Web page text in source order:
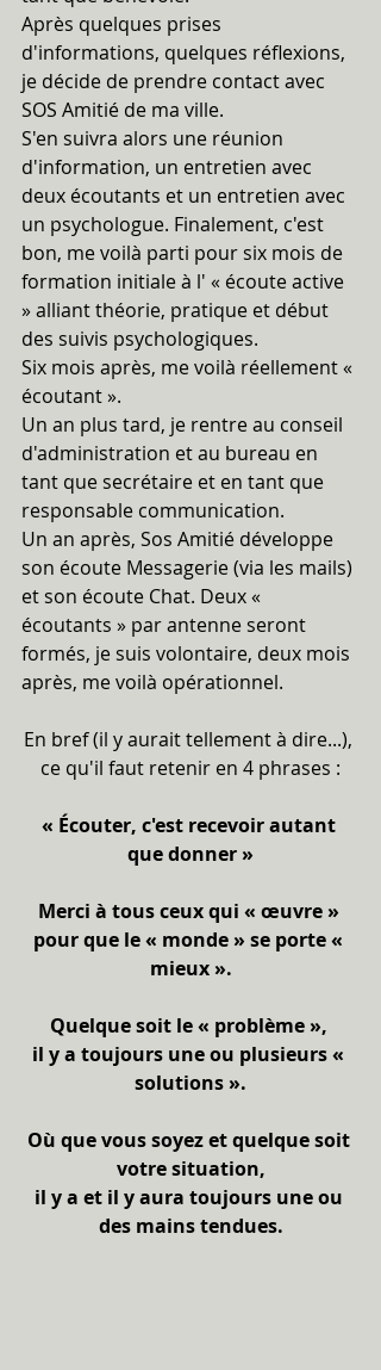
Après quelques prises
d'informations, quelques réflexions,
je décide de prendre contact avec
SOS Amitié de ma ville.
S'en suivra alors une réunion
d'information, un entretien avec
deux écoutants et un entretien avec
un psychologue. Finalement, c'est
bon, me voilà parti pour six mois de
formation initiale à l' « écoute active
» alliant théorie, pratique et début
des suivis psychologiques.
Six mois après, me voilà réellement «
écoutant ».
Un an plus tard, je rentre au conseil
d'administration et au bureau en
tant que secrétaire et en tant que
responsable communication.
Un an après, Sos Amitié développe
son écoute Messagerie (via les mails)
et son écoute Chat. Deux «
écoutants » par antenne seront
formés, je suis volontaire, deux mois
après, me voilà opérationnel.
En bref (il y aurait tellement à dire...),
ce qu'il faut retenir en 4 phrases :
« Écouter, c'est recevoir autant
que donner »
Merci à tous ceux qui « œuvre »
pour que le « monde » se porte «
mieux ».
Quelque soit le « problème »,
il y a toujours une ou plusieurs «
solutions ».
Où que vous soyez et quelque soit
votre situation,
il y a et il y aura toujours une ou
des mains tendues.